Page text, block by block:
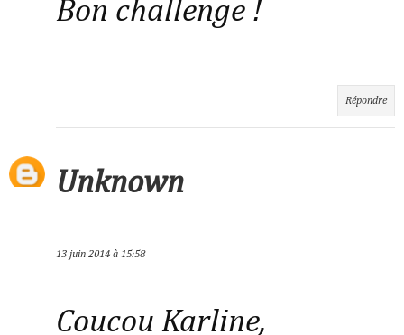
Bon challenge !
Répondre
Unknown
13 juin 2014 à 15:58
Coucou Karline,